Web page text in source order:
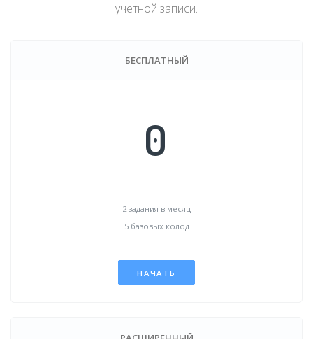
учетной записи.
БЕСПЛАТНЫЙ
0
2 задания в месяц
5 базовых колод
НАЧАТЬ